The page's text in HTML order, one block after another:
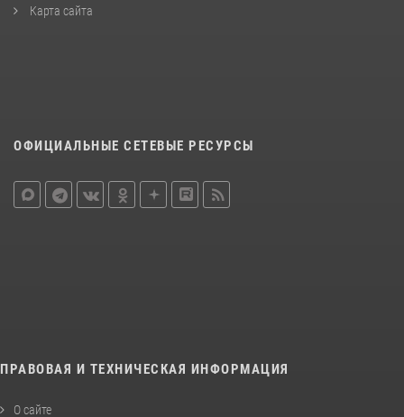
Карта сайта
ОФИЦИАЛЬНЫЕ СЕТЕВЫЕ РЕСУРСЫ
ПРАВОВАЯ И ТЕХНИЧЕСКАЯ ИНФОРМАЦИЯ
О сайте